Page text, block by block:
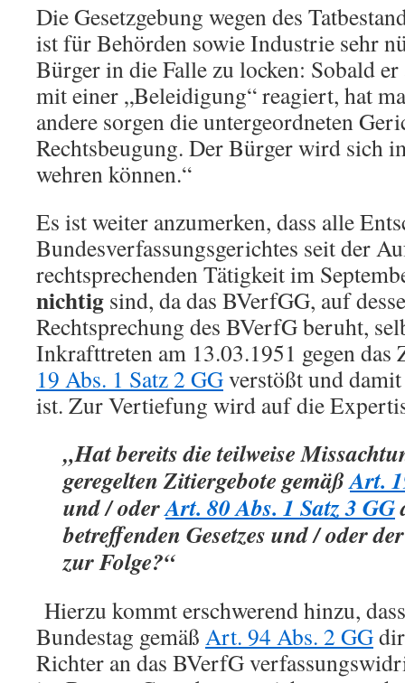
Die Gesetzgebung wegen des
ist für Behörden sowie Industrie sehr
Bürger in die Falle zu locken: Sobald
mit einer „Beleidigung“ reagiert, hat
andere sorgen die untergeordneten
Rechtsbeugung. Der Bürger wird sich
wehren können.“
Es ist weiter anzumerken, dass alle
Bundesverfassungsgerichtes seit der
rechtsprechenden Tätigkeit im
nichtig sind, da das BVerfGG, auf
Rechtsprechung des BVerfG beruht,
Inkrafttreten am 13.03.1951 gegen
19 Abs. 1 Satz 2 GGverstößt und
ist. Zur Vertiefung wird auf die
„Hat bereits die teilweise
geregelten Zitiergebote gemäßArt.
und / oderArt. 80 Abs. 1 Satz 3 GG
betreffenden Gesetzes und / oder
zur Folge?“
Hierzu kommt erschwerend hinzu,
Bundestag gemäß Art. 94 Abs. 2 GG
Richter an das BVerfG